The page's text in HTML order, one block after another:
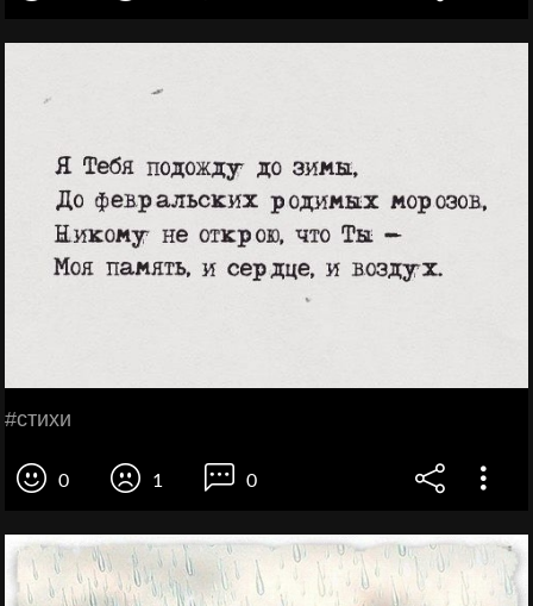
#стихи
0 1 0